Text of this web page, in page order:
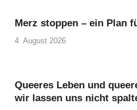
Merz stoppen – ein Plan
4. August 2026
Queeres Leben und
wir lassen uns nicht